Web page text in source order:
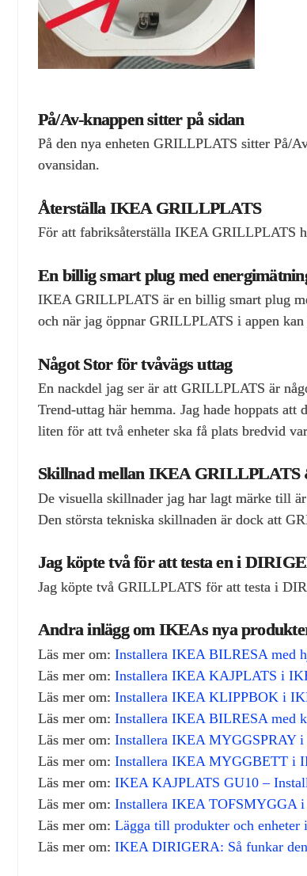
På/Av-knappen sitter på sidan
På den nya enheten GRILLPLATS sitter På/
ovansidan.
Återställa IKEA GRILLPLATS
För att fabriksåterställa IKEA GRILLPLATS
En billig smart plug med
IKEA GRILLPLATS är en billig smart plug
och när jag öppnar GRILLPLATS i appen
Något Stor för tvåvägs uttag
En nackdel jag ser är att GRILLPLATS är
Trend‑uttag här hemma. Jag hade hoppats
liten för att två enheter ska få plats bredvid
Skillnad mellan IKEA
De visuella skillnader jag har lagt märke till
Den största tekniska skillnaden är dock att
Jag köpte två för att testa en i
Jag köpte två GRILLPLATS för att testa i
Andra inlägg om IKEAs nya
Läs mer om: Installera IKEA BILRESA med
Läs mer om: Installera IKEA KAJPLATS i
Läs mer om: Installera IKEA KLIPPBOK i
Läs mer om: Installera IKEA BILRESA med
Läs mer om: Installera IKEA MYGGSPRAY
Läs mer om: Installera IKEA MYGGBETT i
Läs mer om: IKEA KAJPLATS GU10 –
Läs mer om: Installera IKEA TOFSMYGGA
Läs mer om: Lägga till produkter och
Läs mer om: IKEA DIRIGERA: Så funkar